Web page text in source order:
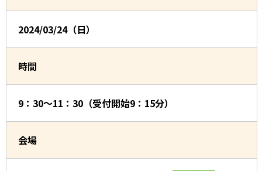
2024/03/24（日）
時間
9：30～11：30（受付開始9：15分）
会場